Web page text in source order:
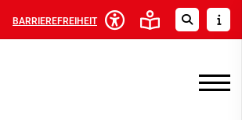
BARRIEREFREIHEIT